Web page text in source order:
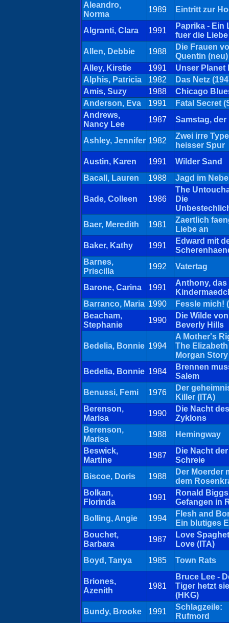
Aleandro,
Norma
1989 Eintritt zur
Algranti, Clara 1991
Paprika - Ein
fuer die Liebe
Allen, Debbie
1988
Die Frauen
Quentin (neu)
Alley, Kirstie
1991
Unser Planet
Alphis, Patricia
1982
Das Netz
Amis, Suzy
1988
Chicago
Anderson, Eva
1991
Fatal Secret
Andrews,
Nancy Lee
1987 Samstag, der
Ashley, Jennifer 1982
Zwei irre
heisser Spur
Austin, Karen
1991
Wilder Sand
Bacall, Lauren
1988 Jagd im
Bade, Colleen 1986
The
Die
Baer, Meredith
1981
Zaertlich
Liebe an
Baker, Kathy
1991
Edward mit
Barnes,
Priscilla
1992 Vatertag
Barone, Carina 1991
Anthony, das
Barranco, Maria 1990
Fessle mich!
Beacham,
Stephanie
1990
Die Wilde von
Beverly Hills
Bedelia, Bonnie 1994
A Mother's
The Elizabeth
Morgan Story
Bedelia, Bonnie 1984
Brennen
Salem
Benussi, Femi
1976
Der
Killer (ITA)
Berenson,
Marisa
1990
Die Nacht des
Zyklons
Berenson,
Marisa
1988
Hemingway
Beswick,
Martine
1987
Die Nacht der
Schreie
Biscoe, Doris
1988
Der Moerder
dem
Bolkan,
Florinda
1991
Ronald
Gefangen in
Bolling, Angie
1994
Flesh and
Ein blutiges
Bouchet,
Barbara
1987
Love
Love (ITA)
Boyd, Tanya
1985 Town Rats
Briones,
Azenith
1981
Bruce Lee -
Tiger hetzt
(HKG)
Bundy, Brooke
1991
Schlagzeile:
Rufmord